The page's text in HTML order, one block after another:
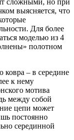
сложными, но при
выясняется, что
Для более
моделью из 4
полотном
ковра – в середине
к нему
мотива
между собой
цепи может
постоянно
серединной